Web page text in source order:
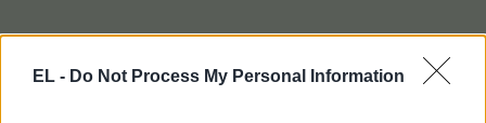
EL - Do Not Process My Personal Information